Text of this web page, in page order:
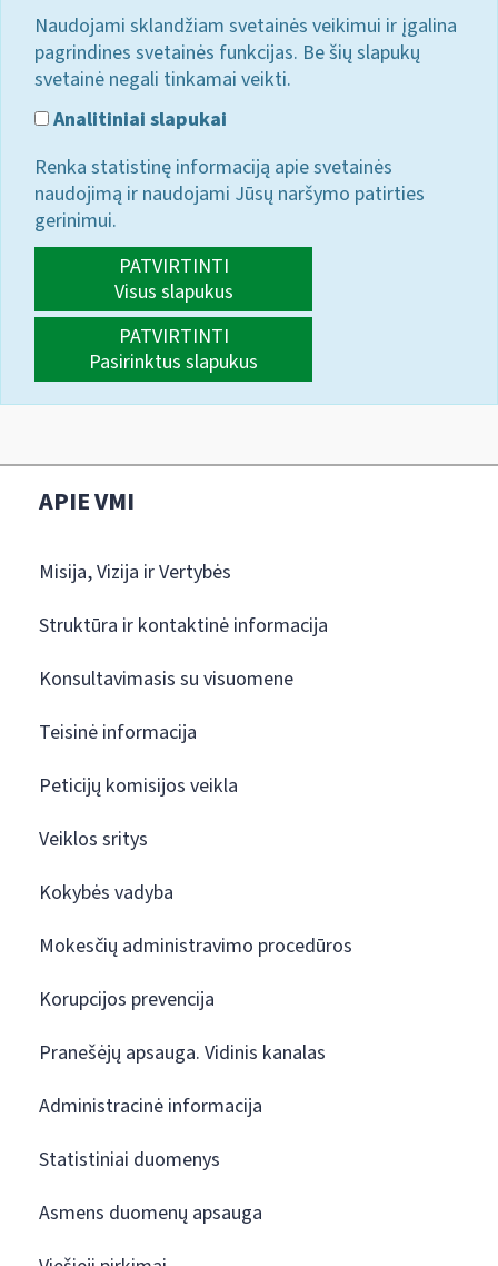
Naudojami sklandžiam svetainės veikimui ir įgalina
pagrindines svetainės funkcijas. Be šių slapukų
svetainė negali tinkamai veikti.
Analitiniai slapukai
Renka statistinę informaciją apie svetainės
naudojimą ir naudojami Jūsų naršymo patirties
gerinimui.
PATVIRTINTI
Visus slapukus
PATVIRTINTI
Pasirinktus slapukus
APIE VMI
Misija, Vizija ir Vertybės
Struktūra ir kontaktinė informacija
Konsultavimasis su visuomene
Teisinė informacija
Peticijų komisijos veikla
Veiklos sritys
Kokybės vadyba
Mokesčių administravimo procedūros
Korupcijos prevencija
Pranešėjų apsauga. Vidinis kanalas
Administracinė informacija
Statistiniai duomenys
Asmens duomenų apsauga